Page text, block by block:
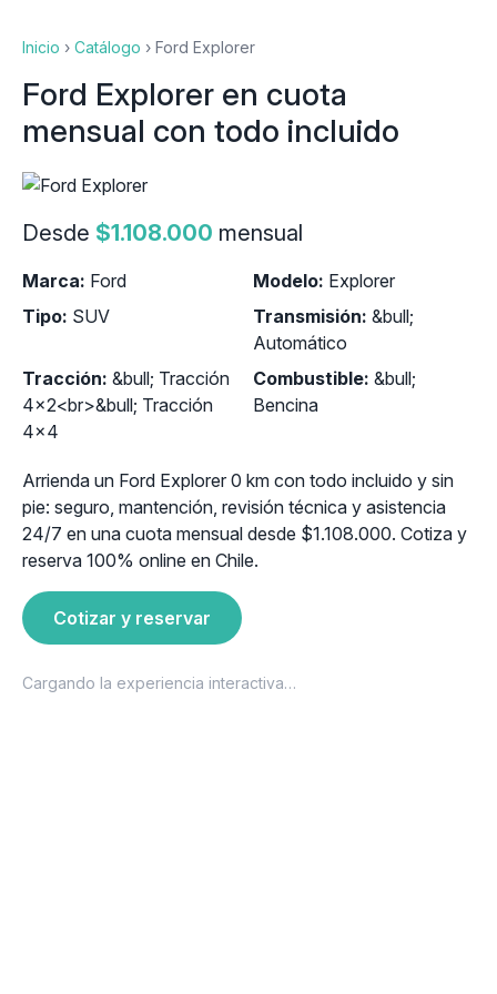
Inicio › Catálogo › Ford Explorer
Ford Explorer en cuota
mensual con todo incluido
Desde $1.108.000 mensual
Marca: Ford Modelo: Explorer
Tipo: SUV Transmisión: &bull;
Automático
Tracción: &bull; Tracción
4x2<br>&bull; Tracción
4x4
Combustible: &bull;
Bencina
Arrienda un Ford Explorer 0 km con todo incluido y sin
pie: seguro, mantención, revisión técnica y asistencia
24/7 en una cuota mensual desde $1.108.000. Cotiza y
reserva 100% online en Chile.
Cotizar y reservar
Cargando la experiencia interactiva…